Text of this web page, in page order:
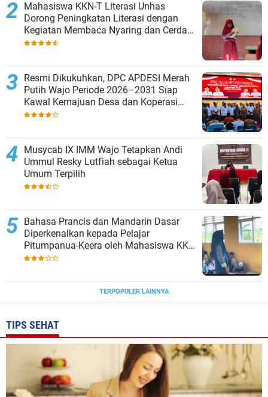
Mahasiswa KKN-T Literasi Unhas
Dorong Peningkatan Literasi dengan
Kegiatan Membaca Nyaring dan Cerdas
Mengulas Buku di UPT SDN 66 Kajang
Resmi Dikukuhkan, DPC APDESI Merah
Putih Wajo Periode 2026–2031 Siap
Kawal Kemajuan Desa dan Koperasi
Merah Putih
Musycab IX IMM Wajo Tetapkan Andi
Ummul Resky Lutfiah sebagai Ketua
Umum Terpilih
Bahasa Prancis dan Mandarin Dasar
Diperkenalkan kepada Pelajar
Pitumpanua-Keera oleh Mahasiswa KKN
Unhas di Wajo
TERPOPULER LAINNYA
TIPS SEHAT